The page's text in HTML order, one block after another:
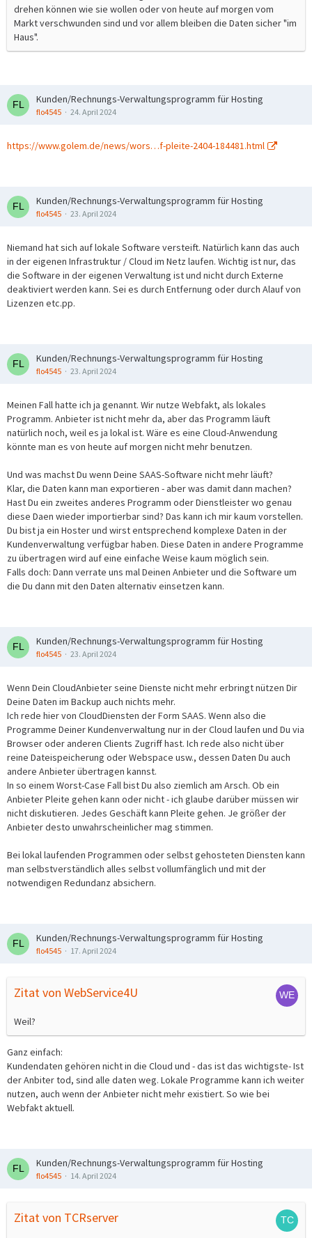
drehen können wie sie wollen oder von heute auf morgen vom
Markt verschwunden sind und vor allem bleiben die Daten sicher "im
Haus".
Kunden/Rechnungs-Verwaltungsprogramm für Hosting
flo4545 24. April 2024
https://www.golem.de/news/wors…f-pleite-2404-184481.html
Kunden/Rechnungs-Verwaltungsprogramm für Hosting
flo4545 23. April 2024
Niemand hat sich auf lokale Software versteift. Natürlich kann das auch
in der eigenen Infrastruktur / Cloud im Netz laufen. Wichtig ist nur, das
die Software in der eigenen Verwaltung ist und nicht durch Externe
deaktiviert werden kann. Sei es durch Entfernung oder durch Alauf von
Lizenzen etc.pp.
Kunden/Rechnungs-Verwaltungsprogramm für Hosting
flo4545 23. April 2024
Meinen Fall hatte ich ja genannt. Wir nutze Webfakt, als lokales
Programm. Anbieter ist nicht mehr da, aber das Programm läuft
natürlich noch, weil es ja lokal ist. Wäre es eine Cloud-Anwendung
könnte man es von heute auf morgen nicht mehr benutzen.
Und was machst Du wenn Deine SAAS-Software nicht mehr läuft?
Klar, die Daten kann man exportieren - aber was damit dann machen?
Hast Du ein zweites anderes Programm oder Dienstleister wo genau
diese Daen wieder importierbar sind? Das kann ich mir kaum vorstellen.
Du bist ja ein Hoster und wirst entsprechend komplexe Daten in der
Kundenverwaltung verfügbar haben. Diese Daten in andere Programme
zu übertragen wird auf eine einfache Weise kaum möglich sein.
Falls doch: Dann verrate uns mal Deinen Anbieter und die Software um
die Du dann mit den Daten alternativ einsetzen kann.
Kunden/Rechnungs-Verwaltungsprogramm für Hosting
flo4545 23. April 2024
Wenn Dein CloudAnbieter seine Dienste nicht mehr erbringt nützen Dir
Deine Daten im Backup auch nichts mehr.
Ich rede hier von CloudDiensten der Form SAAS. Wenn also die
Programme Deiner Kundenverwaltung nur in der Cloud laufen und Du via
Browser oder anderen Clients Zugriff hast. Ich rede also nicht über
reine Dateispeicherung oder Webspace usw., dessen Daten Du auch
andere Anbieter übertragen kannst.
In so einem Worst-Case Fall bist Du also ziemlich am Arsch. Ob ein
Anbieter Pleite gehen kann oder nicht - ich glaube darüber müssen wir
nicht diskutieren. Jedes Geschäft kann Pleite gehen. Je größer der
Anbieter desto unwahrscheinlicher mag stimmen.
Bei lokal laufenden Programmen oder selbst gehosteten Diensten kann
man selbstverständlich alles selbst vollumfänglich und mit der
notwendigen Redundanz absichern.
Kunden/Rechnungs-Verwaltungsprogramm für Hosting
flo4545 17. April 2024
Zitat von WebService4U
Weil?
Ganz einfach:
Kundendaten gehören nicht in die Cloud und - das ist das wichtigste- Ist
der Anbiter tod, sind alle daten weg. Lokale Programme kann ich weiter
nutzen, auch wenn der Anbieter nicht mehr existiert. So wie bei
Webfakt aktuell.
Kunden/Rechnungs-Verwaltungsprogramm für Hosting
flo4545 14. April 2024
Zitat von TCRserver